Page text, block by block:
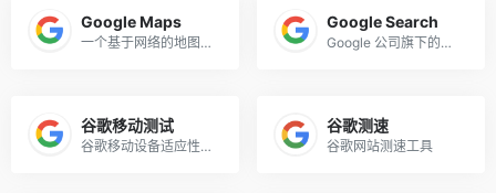
Google Maps
一个基于网络的地图应用程序
Google Search
Google 公司旗下的搜索引擎
谷歌移动测试
谷歌移动设备适应性测试
谷歌测速
谷歌网站测速工具